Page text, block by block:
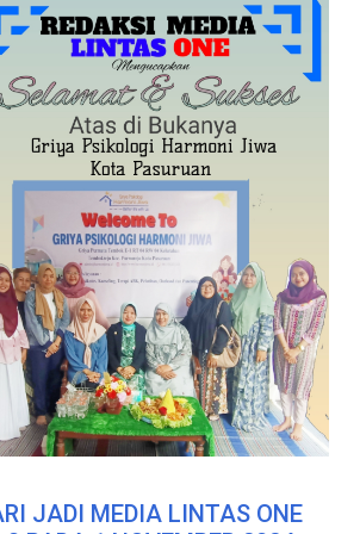
JADI MEDIA LINTAS ONE